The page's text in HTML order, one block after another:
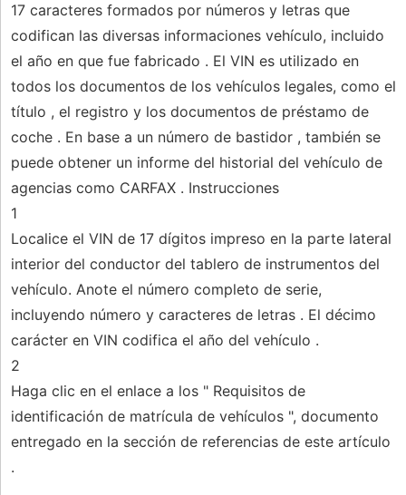
17 caracteres formados por números y letras que
codifican las diversas informaciones vehículo, incluido
el año en que fue fabricado . El VIN es utilizado en
todos los documentos de los vehículos legales, como el
título , el registro y los documentos de préstamo de
coche . En base a un número de bastidor , también se
puede obtener un informe del historial del vehículo de
agencias como CARFAX . Instrucciones
1
Localice el VIN de 17 dígitos impreso en la parte lateral
interior del conductor del tablero de instrumentos del
vehículo. Anote el número completo de serie,
incluyendo número y caracteres de letras . El décimo
carácter en VIN codifica el año del vehículo .
2
Haga clic en el enlace a los " Requisitos de
identificación de matrícula de vehículos ", documento
entregado en la sección de referencias de este artículo
.